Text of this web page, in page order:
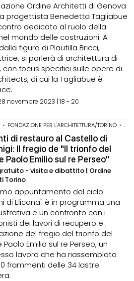
Ordine Architetti di Genova
progettista Benedetta Tagliabue
dedicato al ruolo della
mondo delle costruzioni. A
figura di Plautilla Bricci,
si parlerà di architettura di
con focus specifici sulle opere di
di cui la Tagliabue è
novembre 2023 | 18 - 20
• FONDAZIONE PER L'ARCHITETTURA/TORINO •
di restauro al Castello di
Il fregio de "Il trionfo del
Paolo Emilio sul re Perseo"
- visita e dibattito | Ordine
Torino
appuntamento del ciclo
di Elicona" è in programma una
e un confronto con i
dei lavori di recupero e
del fregio del trionfo del
Paolo Emilio sul re Perseo, un
lavoro che ha riassemblato
frammenti delle 34 lastre